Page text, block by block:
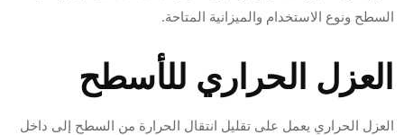
السطح ونوع الاستخدام والميزانية المتاحة.
العزل الحراري للأسطح
العزل الحراري يعمل على تقليل انتقال الحرارة من السطح إلى داخل